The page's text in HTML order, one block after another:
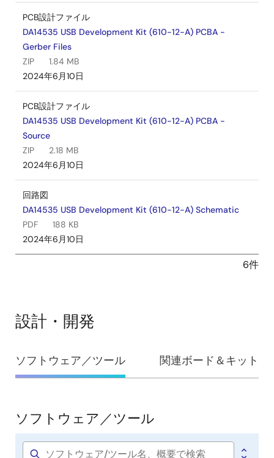
PCB設計ファイル
DA14535 USB Development Kit (610-12-A) PCBA -
Gerber Files
ZIP
1.84 MB
2024年6月10日
PCB設計ファイル
DA14535 USB Development Kit (610-12-A) PCBA -
Source
ZIP
2.18 MB
2024年6月10日
回路図
DA14535 USB Development Kit (610-12-A) Schematic
PDF
188 KB
2024年6月10日
6件
設計・開発
設
計・
発
ソフトウェア／ツール 関連ボード＆キット
ソ
フ
ソフトウェア／ツール